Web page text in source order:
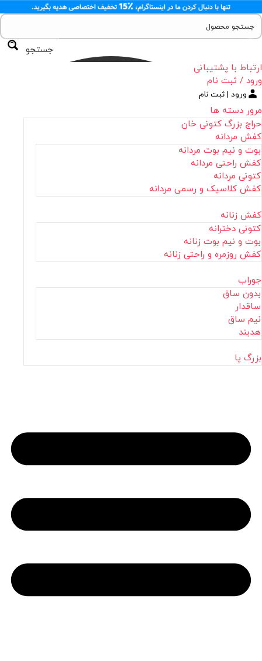
جستجو
ارتباط با پشتیبانی
ورود / ثبت نام
ورود | ثبت نام
مرور دسته ها
حراج بزرگ کتونی خان
کفش مردانه
بوت و نیم بوت مردانه
کفش راحتی مردانه
کتونی مردانه
کفش کلاسیک و رسمی مردانه
کفش زنانه
کتونی دخترانه
بوت و نیم بوت زنانه
کفش روزمره و راحتی زنانه
جوراب
بدون ساق
ساقدار
نیم ساق
هدبند
بزرگ پا